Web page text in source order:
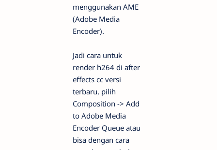
menggunakan AME
(Adobe Media
Encoder).
Jadi cara untuk
render h264 di after
effects cc versi
terbaru, pilih
Composition -> Add
to Adobe Media
Encoder Queue atau
bisa dengan cara